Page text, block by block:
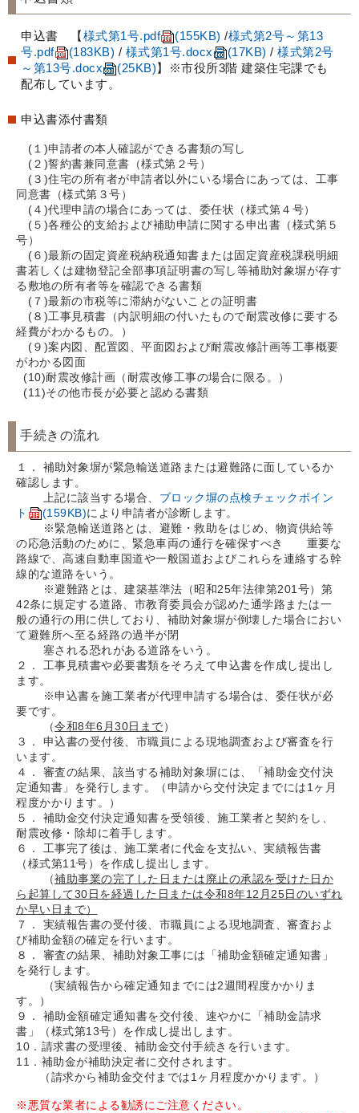
申込書 【様式第1号.pdf (155KB) /様式第2号～第13
号.pdf
(183KB) / 様式第1号.docx (17KB) / 様式第2号
～第13号.docx
(25KB)】※市役所3階 建築住宅課でも
配布しています。
申込書添付書類
(１)申請者の本人確認ができる書類の写し
(２)誓約書兼同意書（様式第２号）
(３)住宅の所有者が申請者以外にいる場合にあっては、工事
同意書（様式第３号）
(４)代理申請の場合にあっては、委任状（様式第４号）
(５)各種公的支給および補助申請に関する申出書（様式第５
号）
(６)最新の固定資産税納税通知書または固定資産税課税明細
書若しくは建物登記全部事項証明書の写し等補助対象塀が存す
る敷地の所有者等を確認できる書類
(７)最新の市税等に滞納がないことの証明書
(８)工事見積書（内訳明細の付いたもので耐震改修に要する
経費がわかるもの。）
(９)案内図、配置図、平面図および耐震改修計画等工事概要
がわかる図面
(10)耐震改修計画（耐震改修工事の場合に限る。）
(11)その他市長が必要と認める書類
手続きの流れ
１． 補助対象塀が緊急輸送道路または避難路に面しているか
確認します。
上記に該当する場合、 ブロック塀の点検チェックポイン
ト
(159KB)により申請者が診断します。
※緊急輸送道路とは、避難・救助をはじめ、物資供給等
の応急活動のために、緊急車両の通行を確保すべき 重要な
路線で、高速自動車国道や一般国道およびこれらを連絡する幹
線的な道路をいう。
※避難路とは、建築基準法（昭和25年法律第201号）第
42条に規定する道路、市教育委員会が認めた通学路または一
般の通行の用に供しており、補助対象塀が倒壊した場合におい
て避難所へ至る経路の過半が閉
塞される恐れがある道路をいう。
２． 工事見積書や必要書類をそろえて申込書を作成し提出し
ます。
※申込書を施工業者が代理申請する場合は、委任状が必
要です。
（令和8年6月30日まで）
３． 申込書の受付後、市職員による現地調査および審査を行
います。
４． 審査の結果、該当する補助対象塀には、「補助金交付決
定通知書」を発行します。（申請から交付決定までには1ヶ月
程度かかります。）
５． 補助金交付決定通知書を受領後、施工業者と契約をし、
耐震改修・除却に着手します。
６． 工事完了後は、施工業者に代金を支払い、実績報告書
（様式第11号）を作成し提出します。
（補助事業の完了した日または廃止の承認を受けた日か
ら起算して30日を経過した日または令和8年12月25日のいずれ
か早い日まで）
７． 実績報告書の受付後、市職員による現地調査、審査およ
び補助金額の確定を行います。
８． 審査の結果、補助対象工事には「補助金額確定通知書」
を発行します。
（実績報告から確定通知までには2週間程度かかりま
す。）
９． 補助金額確定通知書を交付後、速やかに「補助金請求
書」（様式第13号）を作成し提出します。
10．請求書の受理後、補助金交付手続きを行います。
11．補助金が補助決定者に交付されます。
（請求から補助金交付までは1ヶ月程度かかります。）
※悪質な業者による勧誘にご注意ください。